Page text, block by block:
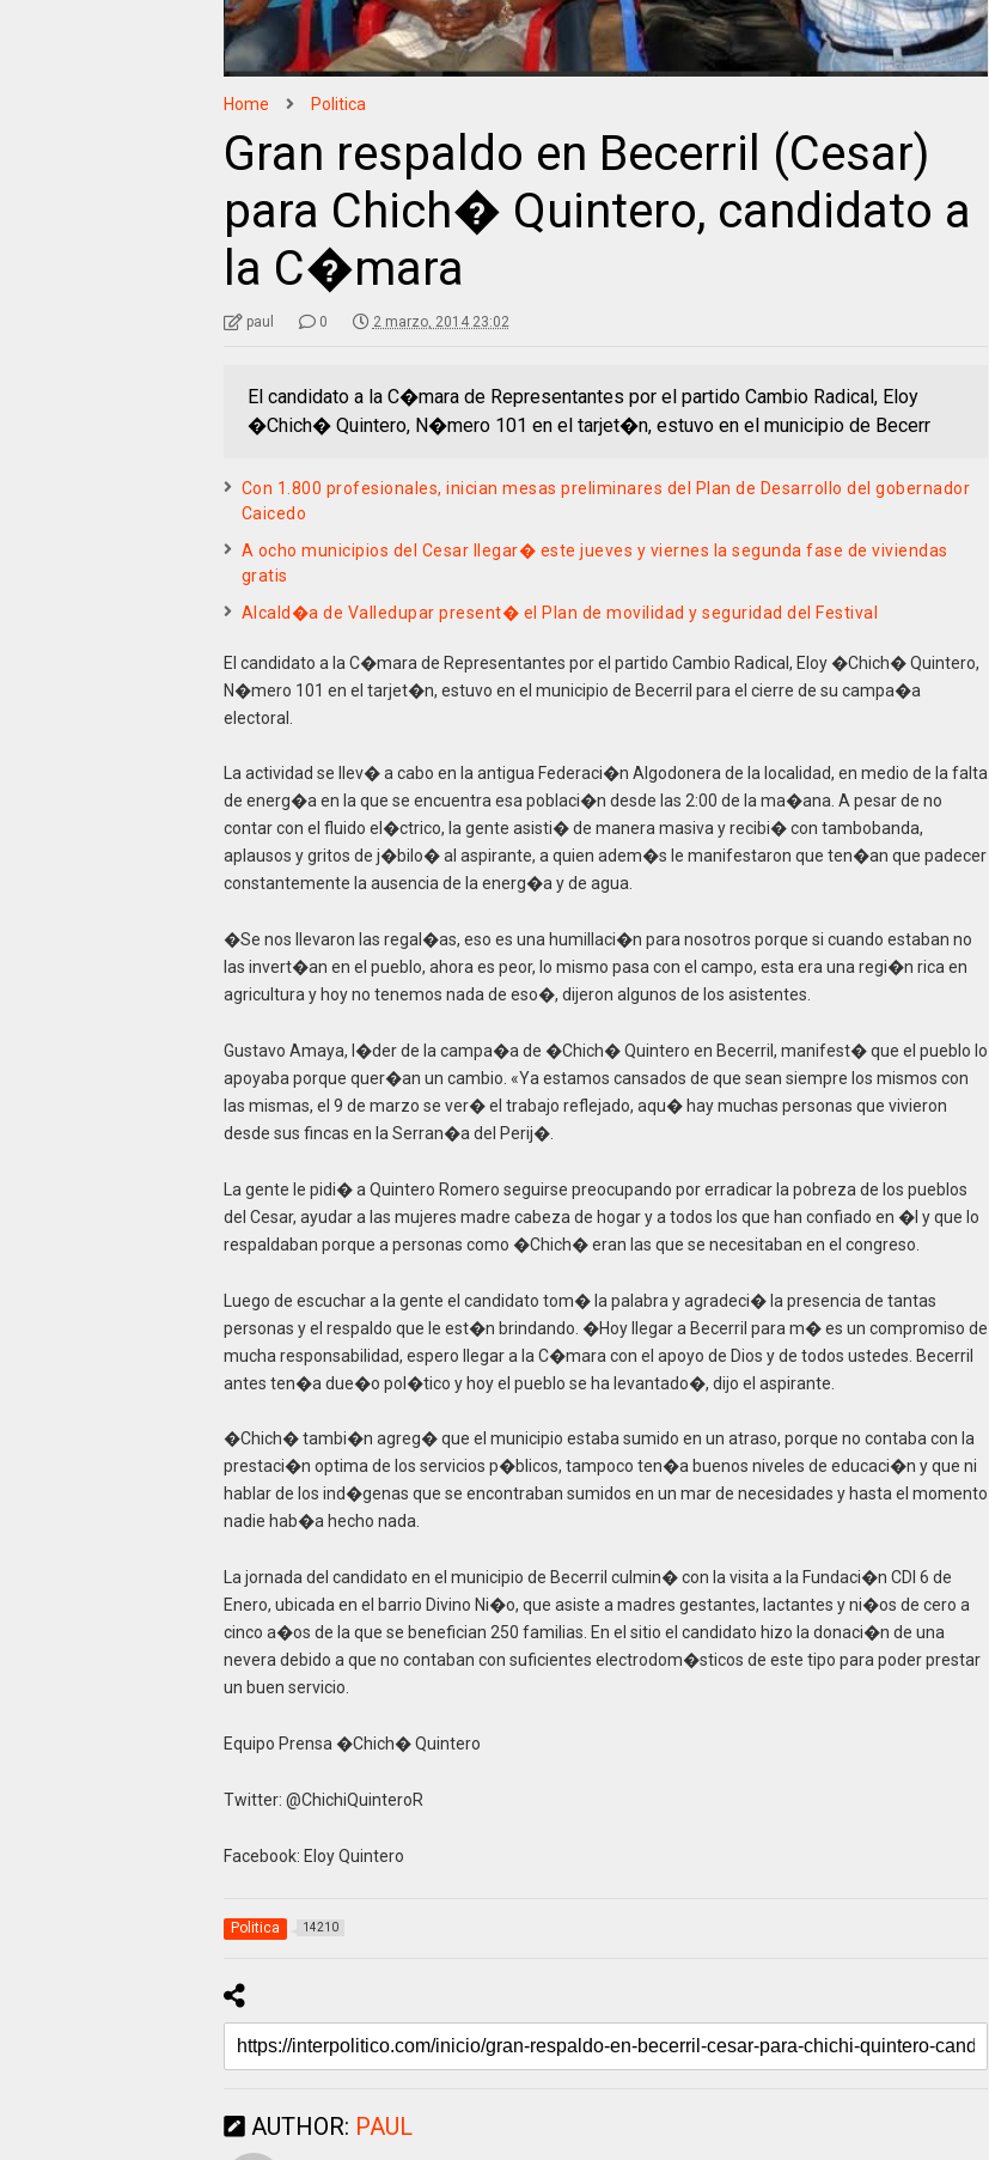
Home Politica
Gran respaldo en Becerril (Cesar)
para Chich� Quintero, candidato a
la C�mara
paul 0 2 marzo, 2014 23:02
El candidato a la C�mara de Representantes por el partido Cambio Radical, Eloy
�Chich� Quintero, N�mero 101 en el tarjet�n, estuvo en el municipio de Becerr
Con 1.800 profesionales, inician mesas preliminares del Plan de Desarrollo del gobernador
Caicedo
A ocho municipios del Cesar llegar� este jueves y viernes la segunda fase de viviendas
gratis
Alcald�a de Valledupar present� el Plan de movilidad y seguridad del Festival
El candidato a la C�mara de Representantes por el partido Cambio Radical, Eloy �Chich� Quintero,
N�mero 101 en el tarjet�n, estuvo en el municipio de Becerril para el cierre de su campa�a
electoral.
La actividad se llev� a cabo en la antigua Federaci�n Algodonera de la localidad, en medio de la falta
de energ�a en la que se encuentra esa poblaci�n desde las 2:00 de la ma�ana. A pesar de no
contar con el fluido el�ctrico, la gente asisti� de manera masiva y recibi� con tambobanda,
aplausos y gritos de j�bilo� al aspirante, a quien adem�s le manifestaron que ten�an que padecer
constantemente la ausencia de la energ�a y de agua.
�Se nos llevaron las regal�as, eso es una humillaci�n para nosotros porque si cuando estaban no
las invert�an en el pueblo, ahora es peor, lo mismo pasa con el campo, esta era una regi�n rica en
agricultura y hoy no tenemos nada de eso�, dijeron algunos de los asistentes.
Gustavo Amaya, l�der de la campa�a de �Chich� Quintero en Becerril, manifest� que el pueblo lo
apoyaba porque quer�an un cambio. «Ya estamos cansados de que sean siempre los mismos con
las mismas, el 9 de marzo se ver� el trabajo reflejado, aqu� hay muchas personas que vivieron
desde sus fincas en la Serran�a del Perij�.
La gente le pidi� a Quintero Romero seguirse preocupando por erradicar la pobreza de los pueblos
del Cesar, ayudar a las mujeres madre cabeza de hogar y a todos los que han confiado en �l y que lo
respaldaban porque a personas como �Chich� eran las que se necesitaban en el congreso.
Luego de escuchar a la gente el candidato tom� la palabra y agradeci� la presencia de tantas
personas y el respaldo que le est�n brindando. �Hoy llegar a Becerril para m� es un compromiso de
mucha responsabilidad, espero llegar a la C�mara con el apoyo de Dios y de todos ustedes. Becerril
antes ten�a due�o pol�tico y hoy el pueblo se ha levantado�, dijo el aspirante.
�Chich� tambi�n agreg� que el municipio estaba sumido en un atraso, porque no contaba con la
prestaci�n optima de los servicios p�blicos, tampoco ten�a buenos niveles de educaci�n y que ni
hablar de los ind�genas que se encontraban sumidos en un mar de necesidades y hasta el momento
nadie hab�a hecho nada.
La jornada del candidato en el municipio de Becerril culmin� con la visita a la Fundaci�n CDI 6 de
Enero, ubicada en el barrio Divino Ni�o, que asiste a madres gestantes, lactantes y ni�os de cero a
cinco a�os de la que se benefician 250 familias. En el sitio el candidato hizo la donaci�n de una
nevera debido a que no contaban con suficientes electrodom�sticos de este tipo para poder prestar
un buen servicio.
Equipo Prensa �Chich� Quintero
Twitter: @ChichiQuinteroR
Facebook: Eloy Quintero
Politica 14210
AUTHOR: PAUL